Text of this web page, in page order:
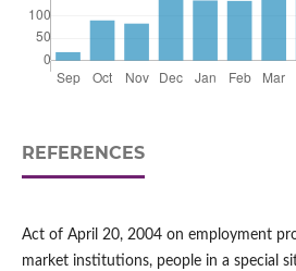
REFERENCES
Act of April 20, 2004 on employment
market institutions, people in a special